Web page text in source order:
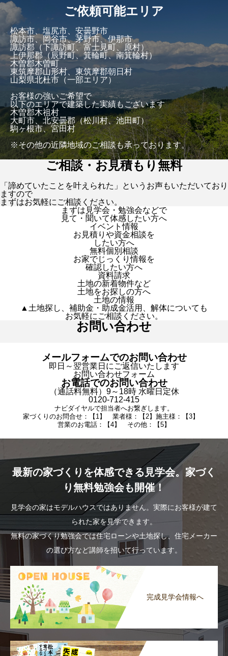
ご依頼可能エリア
松本市、塩尻市、安曇野市
諏訪市、岡谷市、茅野市、伊那市
諏訪郡（下諏訪町、富士見町、原村）
上伊那郡（辰野町、箕輪町、南箕輪村）
木曽郡木曽町
東筑摩郡山形村、東筑摩郡朝日村
山梨県北杜市（一部エリア）
お客様の強いご希望で
以下のエリアで建築した実績もございます
木曽郡木祖村
大町市、北安曇郡（松川村、池田町）
駒ヶ根市、宮田村
※その他の近隣地域のご相談も承っております。
ご相談・お見積もり無料
「諦めていたことを叶えられた」というお声もいただいており
ますので
まずはお気軽にご相談ください。
まずは見学会・勉強会などで
見て・聞いて体感したい方へ
イベント情報
お見積りや資金相談を
したい方へ
無料個別相談
お家でじっくり情報を
確認したい方へ
資料請求
土地の新着物件など
土地をお探しの方へ
土地の情報
▲土地探し、補助金・助成金活用、解体についても
お気軽にご相談ください。
お問い合わせ
メールフォームでのお問い合わせ
即日～翌営業日にご返信いたします
お問い合わせフォーム
お電話でのお問い合わせ
（通話料無料）9～18時 水曜日定休
0120-712-415
ナビダイヤルで担当者へお繋ぎします。
家づくりのお問合せ：【1】 業者様：【2】施主様：【3】
営業のお電話：【4】 その他：【5】
最新の家づくりを体感できる見学会。家づく
り無料勉強会も開催！
見学会の家はモデルハウスではありません。実際にお客様が建て
られた家を見学できます。
無料の家づくり勉強会では住宅ローンや土地探し、住宅メーカー
の選び方など講師を招いて行っています。
完成見学会情報へ